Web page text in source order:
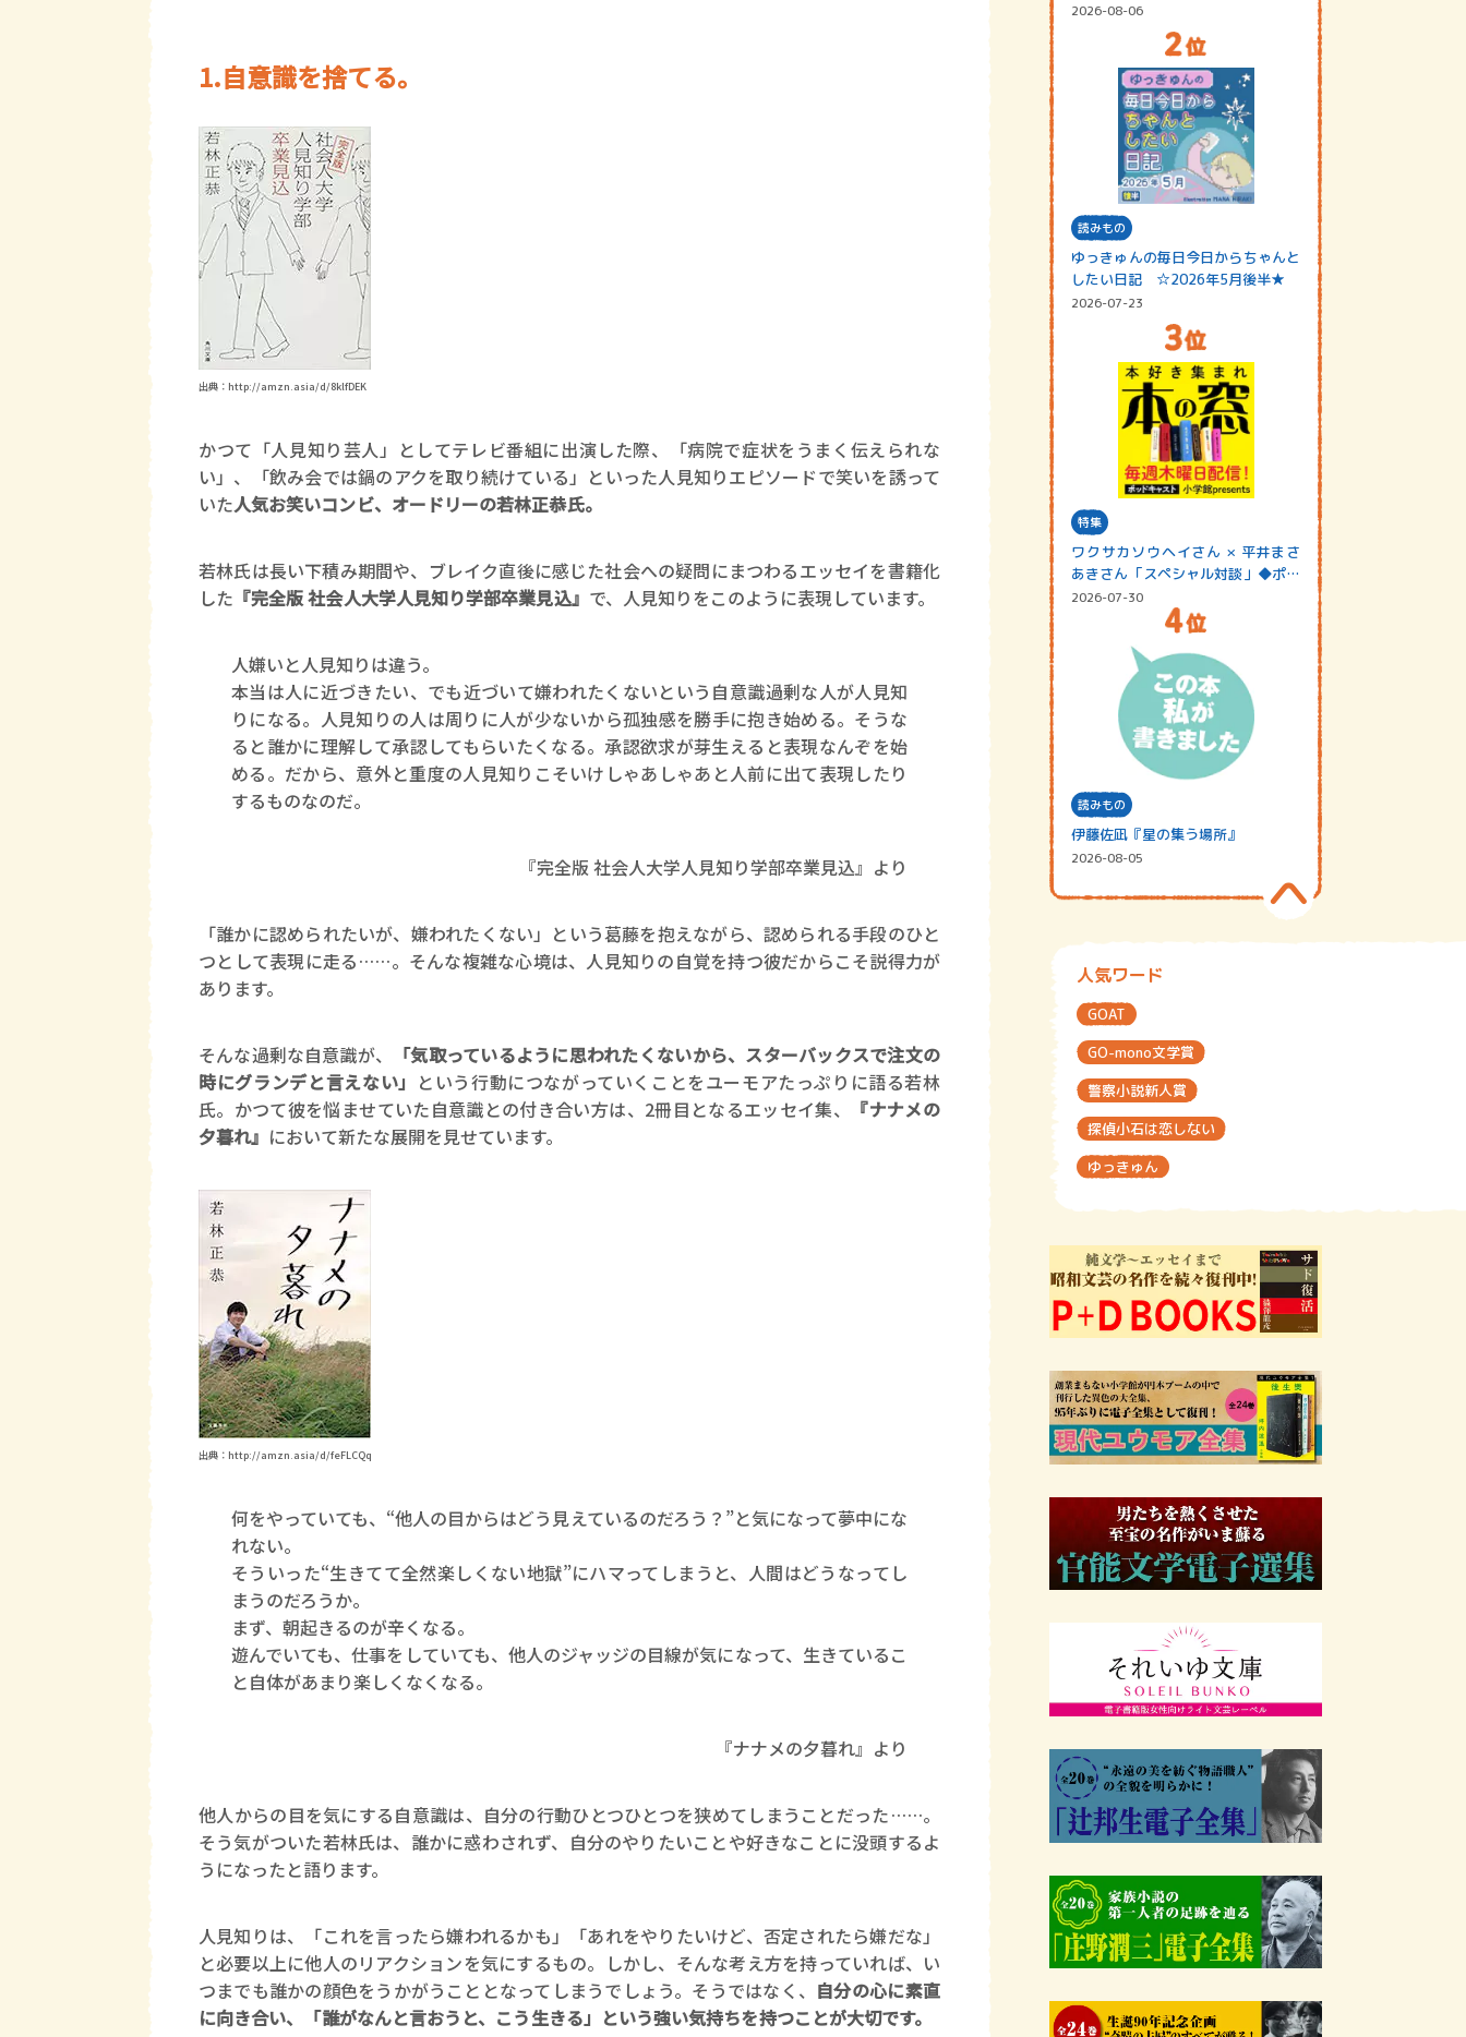
1.自意識を捨てる。
出典：http://amzn.asia/d/8klfDEK
かつて「人見知り芸人」としてテレビ番組に出演した際、「病院で症状をうまく伝えられな
い」、「飲み会では鍋のアクを取り続けている」といった人見知りエピソードで笑いを誘って
いた人気お笑いコンビ、オードリーの若林正恭氏。
若林氏は長い下積み期間や、ブレイク直後に感じた社会への疑問にまつわるエッセイを書籍化
した 『完全版 社会人大学人見知り学部卒業見込』 で、人見知りをこのように表現しています。
人嫌いと人見知りは違う。
本当は人に近づきたい、でも近づいて嫌われたくないという自意識過剰な人が人見知
りになる。人見知りの人は周りに人が少ないから孤独感を勝手に抱き始める。そうな
ると誰かに理解して承認してもらいたくなる。承認欲求が芽生えると表現なんぞを始
める。だから、意外と重度の人見知りこそいけしゃあしゃあと人前に出て表現したり
するものなのだ。
『完全版 社会人大学人見知り学部卒業見込』より
「誰かに認められたいが、嫌われたくない」という葛藤を抱えながら、認められる手段のひと
つとして表現に走る……。そんな複雑な心境は、人見知りの自覚を持つ彼だからこそ説得力が
あります。
そんな過剰な自意識が、
「気取っているように思われたくないから、スターバックスで注文の
時にグランデと言えない」 という行動につながっていくことをユーモアたっぷりに語る若林
氏。かつて彼を悩ませていた自意識との付き合い方は、2冊目となるエッセイ集、
『ナナメの
夕暮れ』 において新たな展開を見せています。
出典：http://amzn.asia/d/feFLCQq
何をやっていても、“他人の目からはどう見えているのだろう？”と気になって夢中にな
れない。
そういった“生きてて全然楽しくない地獄”にハマってしまうと、人間はどうなってし
まうのだろうか。
まず、朝起きるのが辛くなる。
遊んでいても、仕事をしていても、他人のジャッジの目線が気になって、生きているこ
と自体があまり楽しくなくなる。
『ナナメの夕暮れ』より
他人からの目を気にする自意識は、自分の行動ひとつひとつを狭めてしまうことだった……。
そう気がついた若林氏は、誰かに惑わされず、自分のやりたいことや好きなことに没頭するよ
うになったと語ります。
人見知りは、「これを言ったら嫌われるかも」「あれをやりたいけど、否定されたら嫌だな」
と必要以上に他人のリアクションを気にするもの。しかし、そんな考え方を持っていれば、い
つまでも誰かの顔色をうかがうこととなってしまうでしょう。そうではなく、 自分の心に素直
に向き合い、「誰がなんと言おうと、こう生きる」という強い気持ちを持つことが大切です。
2026-08-06
読みもの
ゆっきゅんの毎日今日からちゃんと
したい日記 ☆2026年5月後半★
2026-07-23
特集
ワクサカソウヘイさん × 平井まさ
あきさん「スペシャル対談」◆ポッ
ドキャスト…
2026-07-30
読みもの
伊藤佐凪『星の集う場所』
2026-08-05
人気ワード
GOAT
GO-mono文学賞
警察小説新人賞
探偵小石は恋しない
ゆっきゅん